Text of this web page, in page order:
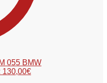
055 BMW
130,00€